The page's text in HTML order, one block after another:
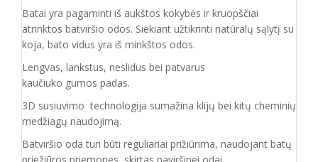
Batai yra pagaminti iš aukštos kokybės ir kruopščiai
atrinktos batviršio odos. Siekiant užtikrinti natūralų sąlytį su
koja, bato vidus yra iš minkštos odos.
Lengvas, lankstus, neslidus bei patvarus
kaučiuko gumos padas.
3D susiuvimo technologija sumažina klijų bei kitų cheminių
medžiagų naudojimą.
Batviršio oda turi būti reguliariai prižiūrima, naudojant batų